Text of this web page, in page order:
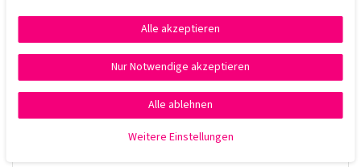
Bei stärker geschädigtem, trockenem Haar kombinieren Sie das
Shampoo mit der Repair Linie.
Alle akzeptieren
Nur Notwendige akzeptieren
Alle ablehnen
Weitere Einstellungen